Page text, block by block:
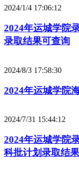
2024/1/4 17:06:12
2024年运城学院
录取结果可查询
2024/8/3 17:58:30
2024年运城学院
2024/7/31 15:44:12
2024年运城学院
科批计划录取结